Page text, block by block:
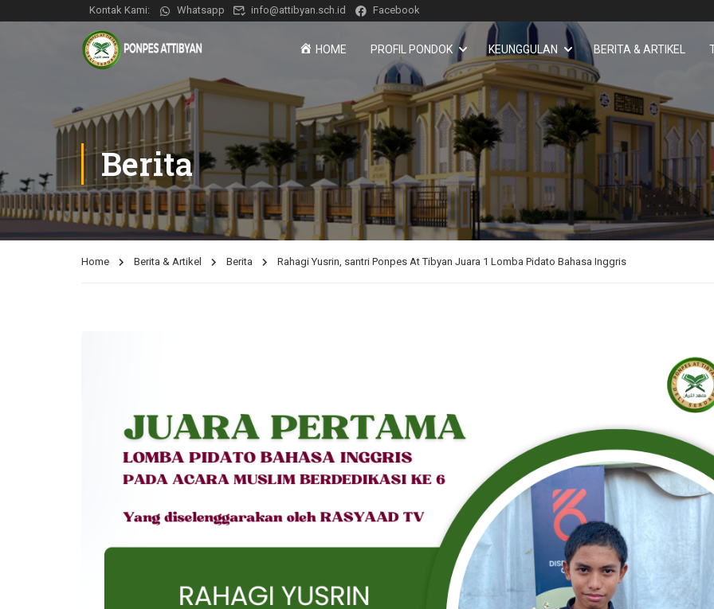
Kontak Kami: Whatsapp info@attibyan.sch.id Facebook
HOME PROFIL PONDOK KEUNGGULAN BERITA & ARTIKEL
Berita
Home Berita & Artikel Berita Rahagi Yusrin, santri Ponpes At Tibyan Juara 1 Lomba Pidato Bahasa Inggris